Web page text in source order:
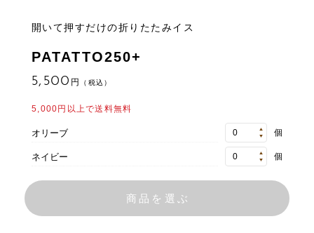
PATATTO250+
開いて押すだけの折りたたみイス
5,500 円 （税込）
5,000円以上で送料無料
オリーブ 個
ネイビー 個